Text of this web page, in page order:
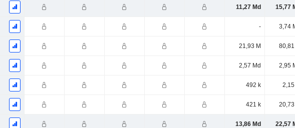
11,27 Md 15,77
- 3,74
21,93 M 80,81
2,57 Md 2,95
492 k 2,15
421 k 20,73
13,86 Md 22,57